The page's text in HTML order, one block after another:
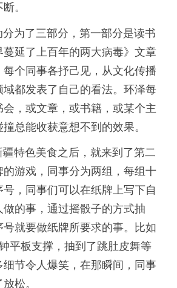
。
为了三部分，第一部分是读书
延了上百年的两大病毒》文章
个同事各抒己见，从文化传播
都发表了自己的看法。环泽每
会，或文章，或书籍，或某个主
总能收获意想不到的效果。
特色美食之后，就来到了第二
游戏，同事分为两组，每组十
，同事们可以在纸牌上写下自
的事，通过摇骰子的方式抽
就要做纸牌所要求的事。比如
平板支撑，抽到了跳肚皮舞等
节令人爆笑，在那瞬间，同事
松。